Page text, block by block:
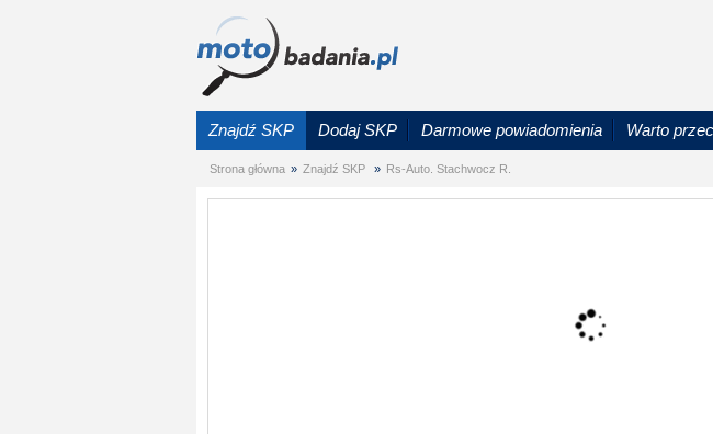
Znajdź SKP Dodaj SKP Darmowe powiadomienia Warto
Strona główna » Znajdź SKP » Rs-Auto. Stachwocz R.